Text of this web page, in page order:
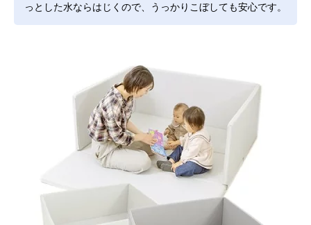
っとした水ならはじくので、うっかりこぼしても安心です。